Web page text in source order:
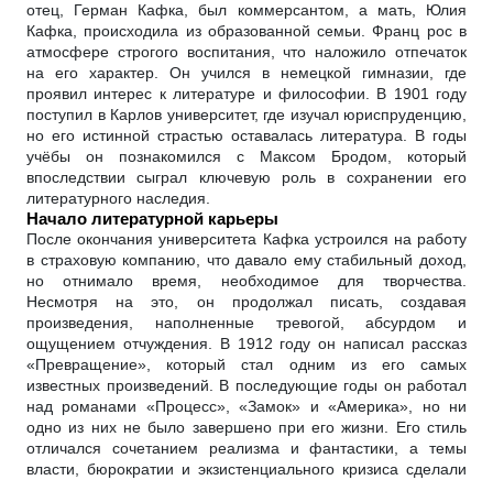
отец, Герман Кафка, был коммерсантом, а мать, Юлия
Кафка, происходила из образованной семьи. Франц рос в
атмосфере строгого воспитания, что наложило отпечаток
на его характер. Он учился в немецкой гимназии, где
проявил интерес к литературе и философии. В 1901 году
поступил в Карлов университет, где изучал юриспруденцию,
но его истинной страстью оставалась литература. В годы
учёбы он познакомился с Максом Бродом, который
впоследствии сыграл ключевую роль в сохранении его
литературного наследия.
Начало литературной карьеры
После окончания университета Кафка устроился на работу
в страховую компанию, что давало ему стабильный доход,
но отнимало время, необходимое для творчества.
Несмотря на это, он продолжал писать, создавая
произведения, наполненные тревогой, абсурдом и
ощущением отчуждения. В 1912 году он написал рассказ
«Превращение», который стал одним из его самых
известных произведений. В последующие годы он работал
над романами «Процесс», «Замок» и «Америка», но ни
одно из них не было завершено при его жизни. Его стиль
отличался сочетанием реализма и фантастики, а темы
власти, бюрократии и экзистенциального кризиса сделали